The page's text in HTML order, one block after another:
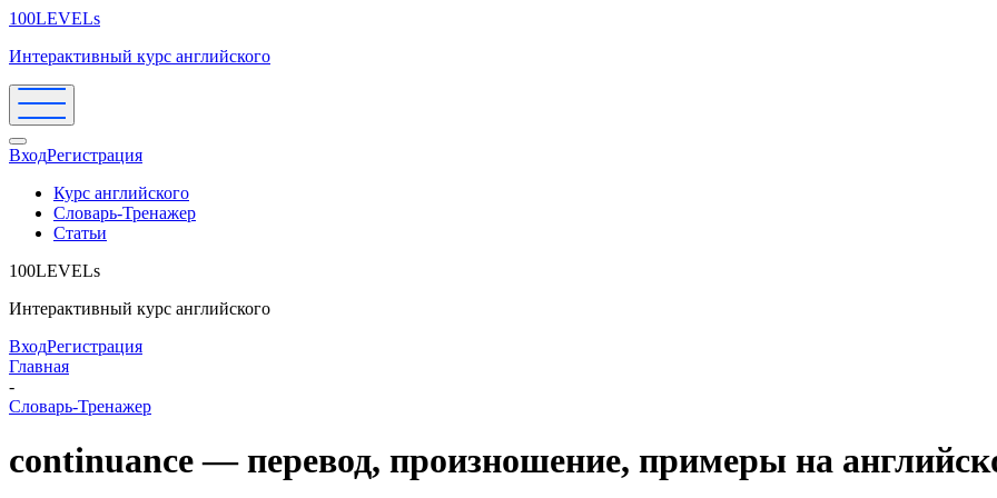
100LEVELs
Интерактивный курс английского
ВходРегистрация
Курс английского
Словарь-Тренажер
Статьи
100LEVELs
Интерактивный курс английского
ВходРегистрация
Главная
-
Словарь-Тренажер
continuance — перевод, произношение, примеры на